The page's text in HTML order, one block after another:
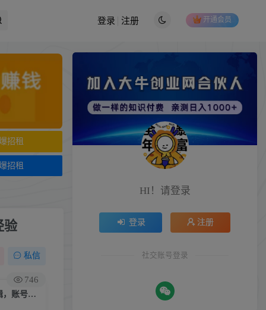
开通会员
登录 注册
招租
招租
验
私信
746
（4688期）自然流IP训练营，系统掌握IP孵化全流程，也能学到选题，剪辑，账号运营经验
HI！请登录
登录 注册
社交账号登录